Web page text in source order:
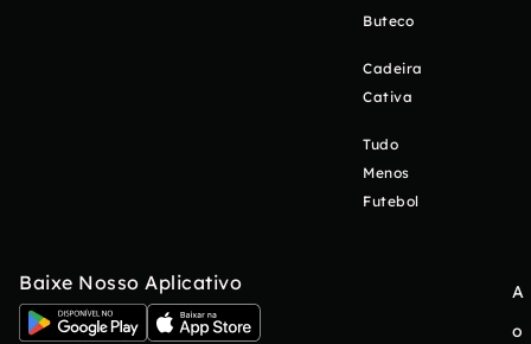
Buteco
Cadeira
Cativa
Tudo
Menos
Futebol
Baixe Nosso Aplicativo
A
o